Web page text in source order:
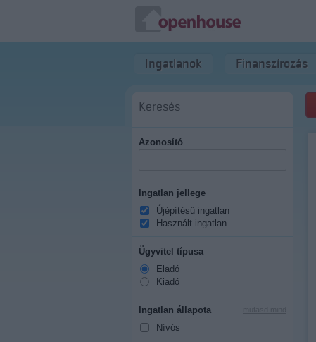
Ingatlanok Finanszírozás
Keresés
Azonosító
Ingatlan jellege
Újépítésű ingatlan
Használt ingatlan
Ügyvitel típusa
Eladó
Kiadó
Ingatlan állapota
Nívós